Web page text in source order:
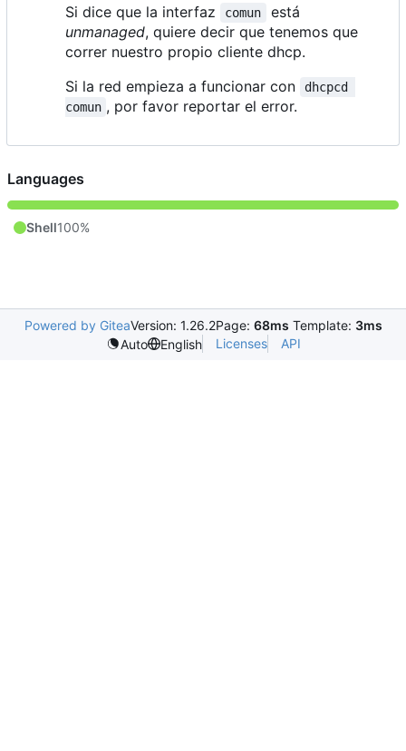
Si dice que la interfaz comun
está
unmanaged, quiere decir que tenemos que
correr nuestro propio cliente dhcp.
Si la red empieza a funcionar con
dhcpcd
comun , por favor reportar el error.
Languages
Shell100%
Powered by GiteaVersion: 1.26.2Page: 68ms Template: 3ms
Auto
English Licenses API